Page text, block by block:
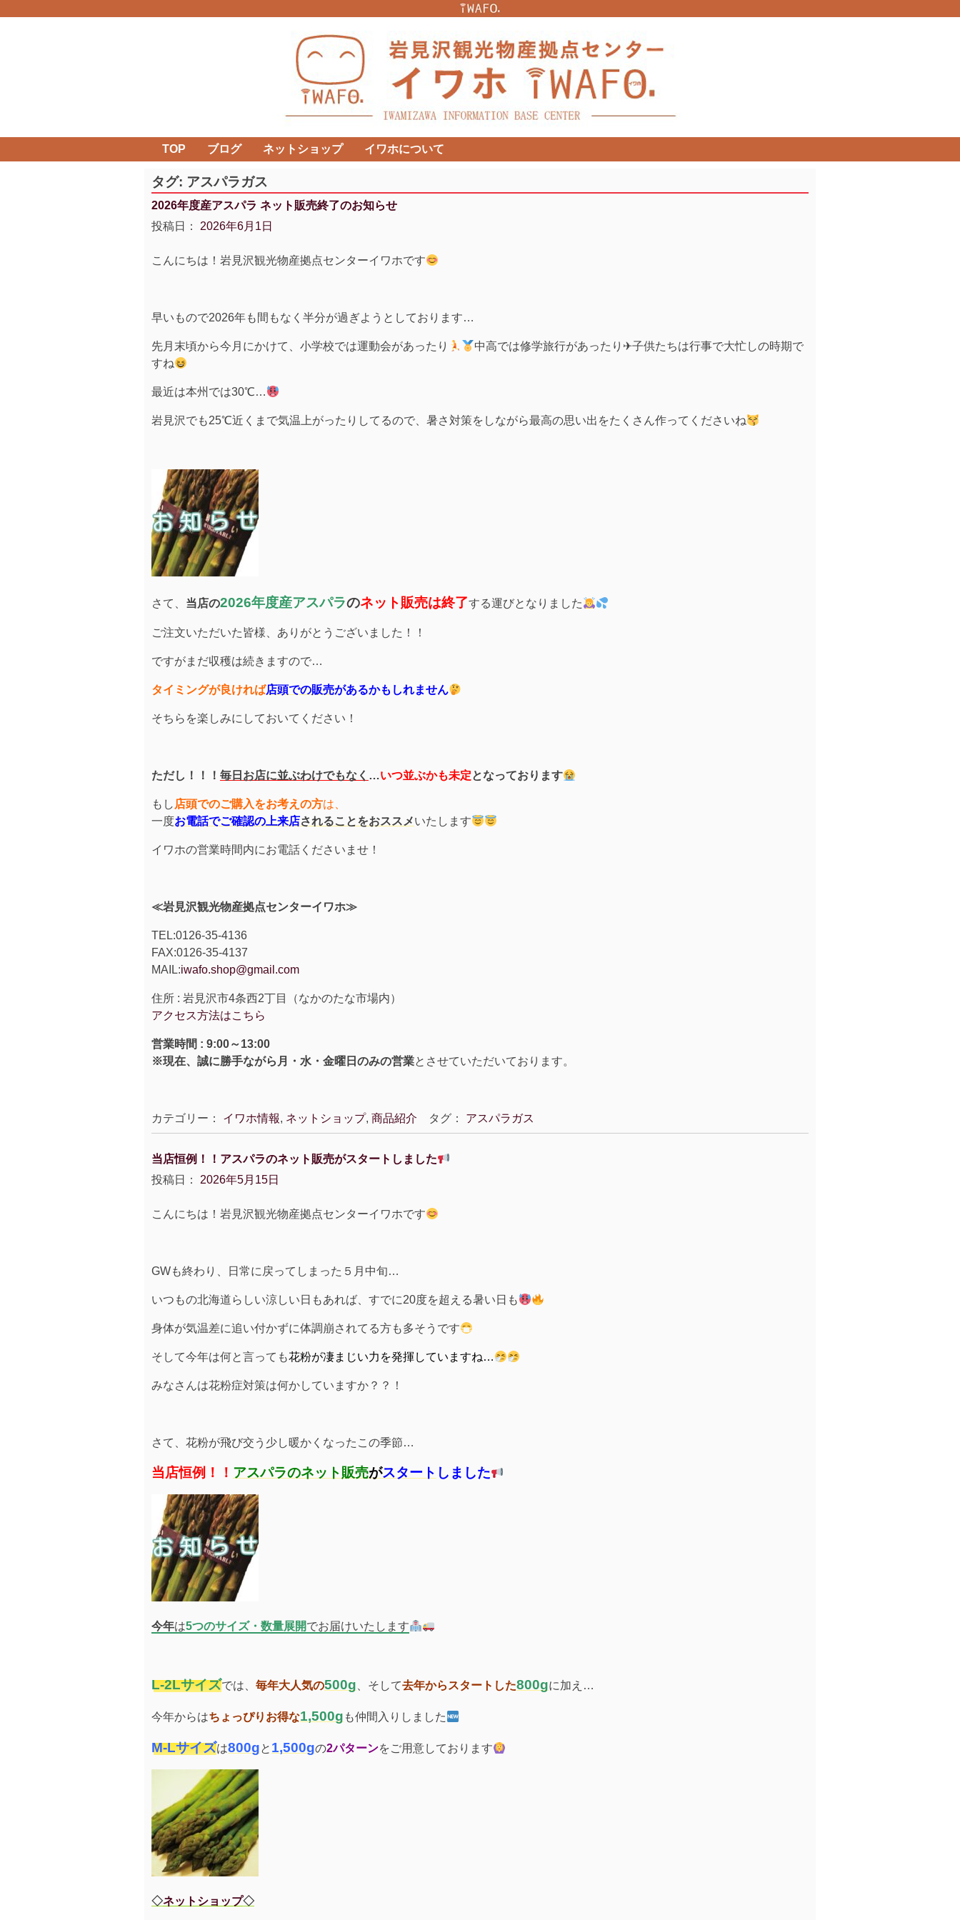
TOP ブログ ネットショップ イワホについて
タグ: アスパラガス
2026年度産アスパラ ネット販売終了のお知らせ
投稿日： 2026年6月1日
こんにちは！岩見沢観光物産拠点センターイワホです
早いもので2026年も間もなく半分が過ぎようとしております…
先月末頃から今月にかけて、小学校では運動会があったり
中高では修学旅行があったり✈子供たちは行事で大忙しの時期で
すね
最近は本州では30℃…
岩見沢でも25℃近くまで気温上がったりしてるので、暑さ対策をしながら最高の思い出をたくさん作ってくださいね
さて、 当店の2026年度産アスパラのネット販売は終了する運びとなりました
ご注文いただいた皆様、ありがとうございました！！
ですがまだ収穫は続きますので…
タイミングが良ければ店頭での販売があるかもしれません
そちらを楽しみにしておいてください！
ただし！！！ 毎日お店に並ぶわけでもなく …いつ並ぶかも未定となっております
もし 店頭でのご購入をお考えの方は、
一度お電話でご確認の上来店されることをおススメいたします
イワホの営業時間内にお電話くださいませ！
≪岩見沢観光物産拠点センターイワホ≫
TEL:0126-35-4136
FAX:0126-35-4137
MAIL:iwafo.shop@gmail.com
住所 : 岩見沢市4条西2丁目（なかのたな市場内）
アクセス方法はこちら
営業時間 : 9:00～13:00
※現在、誠に勝手ながら月・水・金曜日のみの営業とさせていただいております。
カテゴリー： イワホ情報, ネットショップ, 商品紹介 タグ： アスパラガス
当店恒例！！アスパラのネット販売がスタートしました
投稿日： 2026年5月15日
こんにちは！岩見沢観光物産拠点センターイワホです
GWも終わり、日常に戻ってしまった５月中旬…
いつもの北海道らしい涼しい日もあれば、すでに20度を超える暑い日も
身体が気温差に追い付かずに体調崩されてる方も多そうです
そして今年は何と言っても花粉が凄まじい力を発揮していますね…
みなさんは花粉症対策は何かしていますか？？！
さて、花粉が飛び交う少し暖かくなったこの季節…
当店恒例！！ アスパラのネット販売がスタート しました
今年は5つのサイズ・数量展開でお届けいたします
L-2Lサイズでは、 毎年大人気の500g 、そして去年からスタートした800gに加え…
今年からはちょっぴりお得な1,500g も仲間入りしました
M-Lサイズは800gと 1,500gの2パターンをご用意しております
◇ネットショップ◇